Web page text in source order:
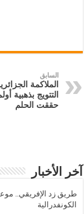
السابق
الملاكمة
التتويج بذهبية
حققت الحلم
آخر الأخبار
طريق زد الإفريقي..
الكونفدرالية